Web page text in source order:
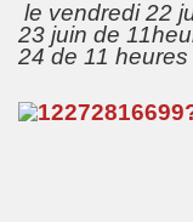
le vendredi 22
23 juin de
24 de 11